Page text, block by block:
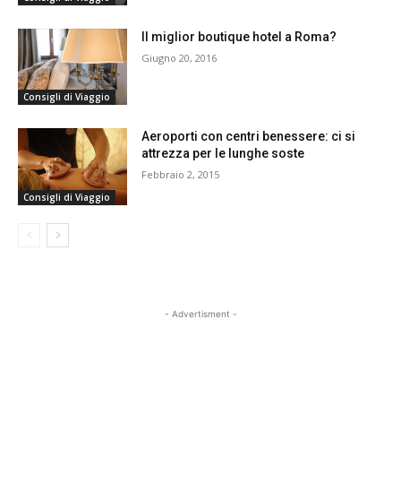
Consigli di Viaggio
Il miglior boutique hotel a Roma?
Giugno 20, 2016
Consigli di Viaggio
Aeroporti con centri benessere: ci si
attrezza per le lunghe soste
Febbraio 2, 2015
- Advertisment -